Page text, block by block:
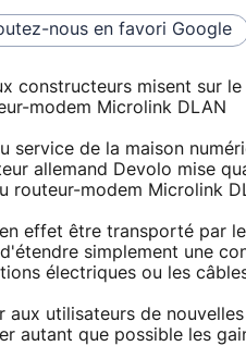
nous en favori Google
constructeurs misent sur
modem Microlink DLAN
service de la maison
allemand Devolo mise
routeur-modem Microlink
effet être transporté par
simplement une
électriques ou les
aux utilisateurs de
autant que possible les